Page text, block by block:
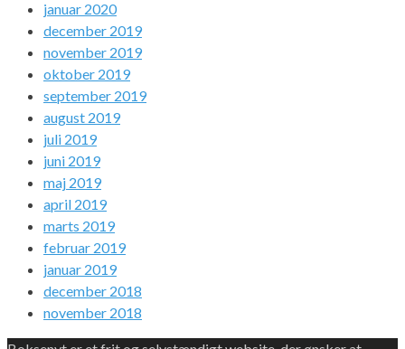
januar 2020
december 2019
november 2019
oktober 2019
september 2019
august 2019
juli 2019
juni 2019
maj 2019
april 2019
marts 2019
februar 2019
januar 2019
december 2018
november 2018